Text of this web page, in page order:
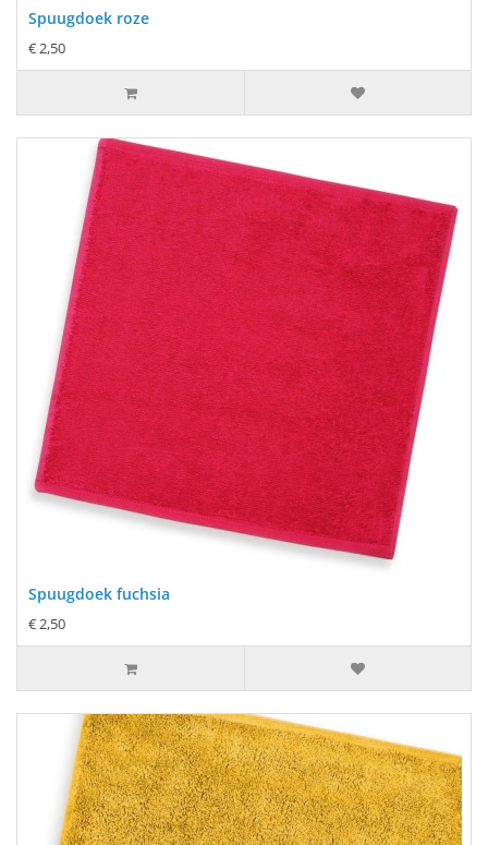
Spuugdoek roze
€ 2,50
Spuugdoek fuchsia
€ 2,50